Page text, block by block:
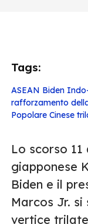
Tags:
ASEAN Biden
rafforzamento
Popolare Cinese
Lo scorso
giapponese
Biden e il
Marcos Jr.
vertice